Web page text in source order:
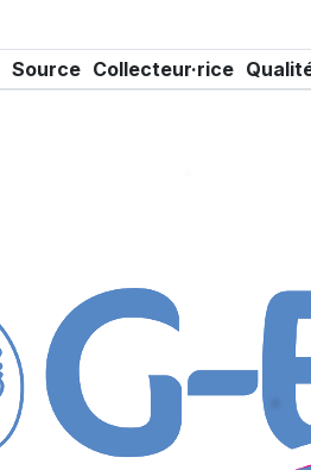
Source Collecteur·rice